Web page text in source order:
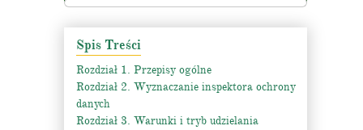
Spis Treści
Rozdział 1. Przepisy ogólne
Rozdział 2. Wyznaczanie inspektora ochrony
danych
Rozdział 3. Warunki i tryb udzielania